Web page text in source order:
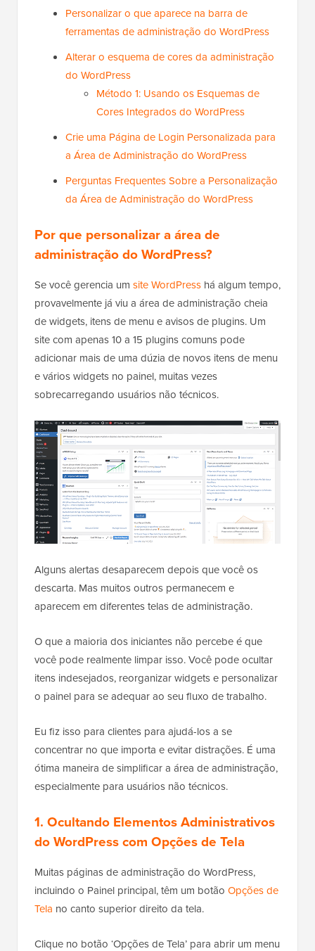
Personalizar o que aparece na barra de
ferramentas de administração do WordPress
Alterar o esquema de cores da administração
do WordPress
Método 1: Usando os Esquemas de
Cores Integrados do WordPress
Crie uma Página de Login Personalizada para
a Área de Administração do WordPress
Perguntas Frequentes Sobre a Personalização
da Área de Administração do WordPress
Por que personalizar a área de
administração do WordPress?
Se você gerencia um site WordPress há algum tempo,
provavelmente já viu a área de administração cheia
de widgets, itens de menu e avisos de plugins. Um
site com apenas 10 a 15 plugins comuns pode
adicionar mais de uma dúzia de novos itens de menu
e vários widgets no painel, muitas vezes
sobrecarregando usuários não técnicos.
Alguns alertas desaparecem depois que você os
descarta. Mas muitos outros permanecem e
aparecem em diferentes telas de administração.
O que a maioria dos iniciantes não percebe é que
você pode realmente limpar isso. Você pode ocultar
itens indesejados, reorganizar widgets e personalizar
o painel para se adequar ao seu fluxo de trabalho.
Eu fiz isso para clientes para ajudá-los a se
concentrar no que importa e evitar distrações. É uma
ótima maneira de simplificar a área de administração,
especialmente para usuários não técnicos.
1. Ocultando Elementos Administrativos
do WordPress com Opções de Tela
Muitas páginas de administração do WordPress,
incluindo o Painel principal, têm um botão Opções de
Tela no canto superior direito da tela.
Clique no botão ‘Opções de Tela’ para abrir um menu